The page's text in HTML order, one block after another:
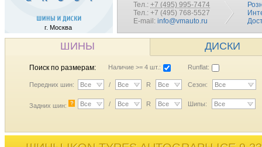
г. Москва
Тел.: +7 (495) 995-7474
Тел.: +7 (495) 768-5527
E-mail: info@vmauto.ru
ШИНЫ ДИСКИ
Поиск по размерам: Наличие >= 4 шт.: Runflat:
Передних шин: Все / Все R Все Сезон: Все
Задних шин: ? Все / Все R Все Шипы: Все